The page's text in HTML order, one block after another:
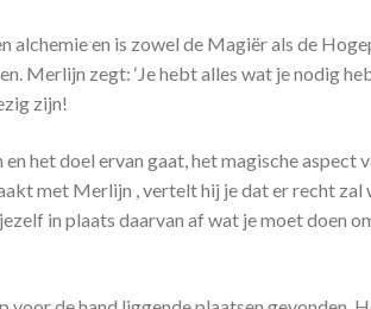
alchemie en is zowel de Magiër als de
Merlijn zegt: ‘Je hebt alles wat je nodig
zijn!
het doel ervan gaat, het magische
met Merlijn , vertelt hij je dat er recht
in plaats daarvan af wat je moet doen